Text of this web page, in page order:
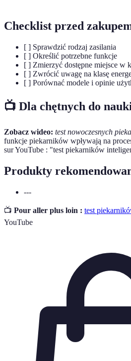
Checklist przed
[ ] Sprawdzić rodzaj zasilania
[ ] Określić potrzebne funkcje
[ ] Zmierzyć dostępne miejsce w
[ ] Zwrócić uwagę na klasę
[ ] Porównać modele i opinie
📺 Dla chętnych do
Zobacz wideo: test nowoczesnych
funkcje piekarników wpływają na
sur YouTube : "test piekarników
Produkty
---
📺 Pour aller plus loin : test
YouTube